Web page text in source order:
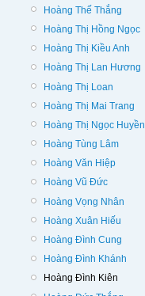
Hoàng Thế Thắng
Hoàng Thị Hồng Ngọc
Hoàng Thị Kiều Anh
Hoàng Thị Lan Hương
Hoàng Thị Loan
Hoàng Thị Mai Trang
Hoàng Thị Ngọc Huyền
Hoàng Tùng Lâm
Hoàng Văn Hiệp
Hoàng Vũ Đức
Hoàng Vọng Nhân
Hoàng Xuân Hiếu
Hoàng Đình Cung
Hoàng Đình Khánh
Hoàng Đình Kiên